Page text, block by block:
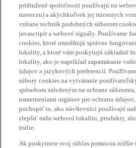
pridružené spoločnosti používajú na
motor.eu) a akýchkoľvek jej miestnych
vrátane techník podobných súborom
javascripit a webové signály. Používame
cookies, ktoré umožňujú správne
lokality, a ktoré vám poskytujú základné
lokality, ako je napríklad zapamätanie
údajov a jazykových preferencií.
súbory cookies na vytváranie
spôsobom založeným na ochrane
usmerneniami orgánov pre ochranu
pochopiť to, ako návštevníci používajú
zlepšiť našu webovú lokalitu, produkty,
úsilie.
Ak poskytnete svoj súhlas pomocou nižšie